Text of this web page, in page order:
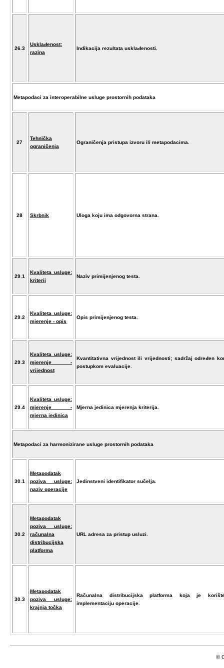
26.3
Usklađenost:
razina
Indikacija rezultata usklađenosti.
Metapodaci za interoperabilne usluge prostornih podataka
27
Tehnička
ograničenja
Ograničenja pristupa izvoru ili metapodacima.
28 Skrbnik Uloga koju ima odgovorna strana.
29.1
Kvaliteta usluge:
kriterij
Naziv primijenjenog testa.
29.2
Kvaliteta usluge:
mjerenje - opis
Opis primijenjenog testa.
29.3
Kvaliteta usluge:
mjerenje -
vrijednost
Kvantitativna vrijednost ili vrijednosti; sadržaj određen
postupkom evaluacije.
29.4
Kvaliteta usluge:
mjerenje -
mjerna jedinica
Mjerna jedinica mjerenja kriterija.
Metapodaci za harmonizirane usluge prostornih podataka
30.1
Metapodatak
poziva usluge:
naziv operacije
Jedinstveni identifikator sučelja.
30.2
Metapodatak
poziva usluge:
računalna
distribucijska
platforma
URL adresa za pristup usluzi.
30.3
Metapodatak
poziva usluge:
krajnja točka
Računalna distribucijska platforma koja je
implementaciju operacije.
©